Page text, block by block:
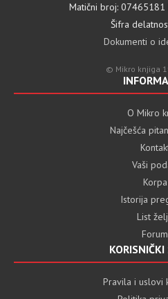
Matični broj: 07465181
Šifra
Dokumenti o
© Mikro knjiga
O Mikro
Najčešća
Vaši
Korpa
Istorija
List
Forum
KORISNIČKI
Pravila i uslovi